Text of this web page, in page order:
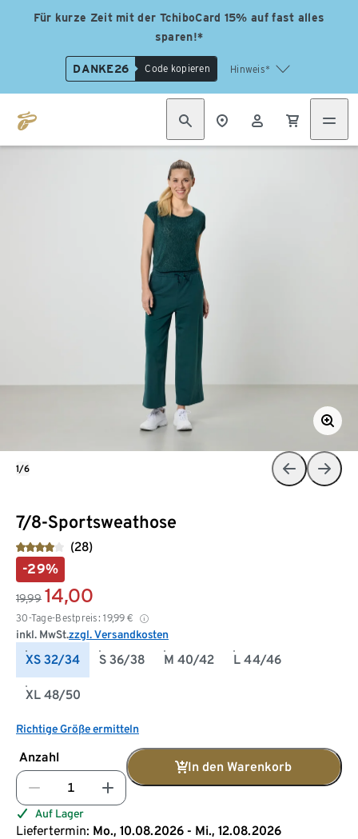
Für kurze Zeit mit der TchiboCard 15% auf fast alles
sparen!*
DANKE26 Code kopieren Hinweis*
7/8-Sportsweathose
(28)
-29%
19,99 14,00
30-Tage-Bestpreis: 19,99 €
inkl. MwSt.zzgl. Versandkosten
XS 32/34 S 36/38 M 40/42 L 44/46
XL 48/50
Richtige Größe ermitteln
Anzahl
In den Warenkorb
Auf Lager
Liefertermin: Mo., 10.08.2026 - Mi., 12.08.2026
1/6